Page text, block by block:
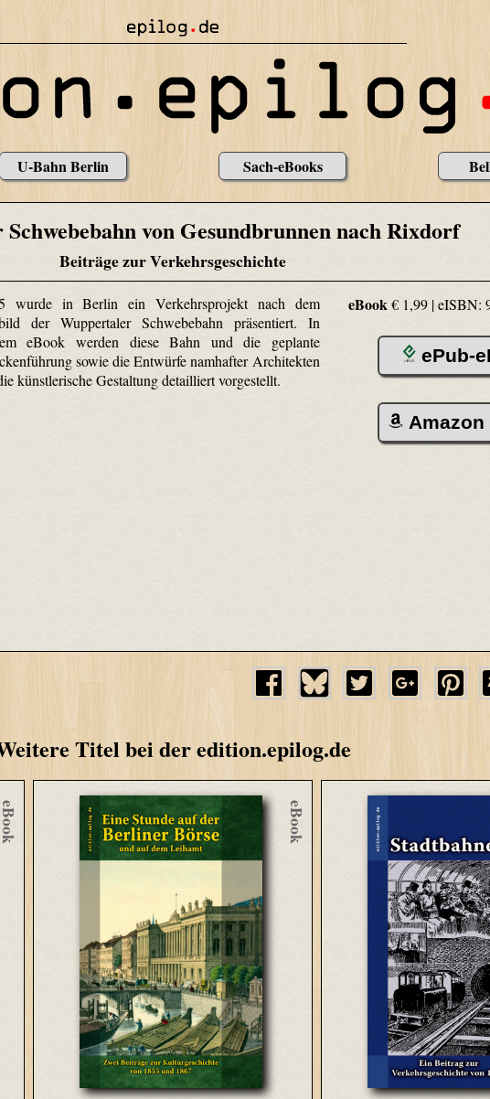
U-Bahn Berlin Sach-eBooks
von Gesundbrunnen nach Rixdorf
Beiträge zur Verkehrsgeschichte
wurde in Berlin ein Verkehrsprojekt nach dem
der Wuppertaler Schwebebahn präsentiert. In
eBook werden diese Bahn und die geplante
sowie die Entwürfe namhafter Architekten
künstlerische Gestaltung detailliert vorgestellt.
eBook € 1,99 |eISBN:
ePub-
Titel bei der edition.epilog.de
eBook eBook